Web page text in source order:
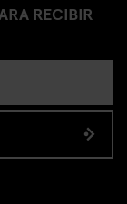
RECIBIR